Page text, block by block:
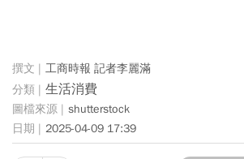
工商時報 記者李麗滿
生活消費
shutterstock
2025-04-09 17:39